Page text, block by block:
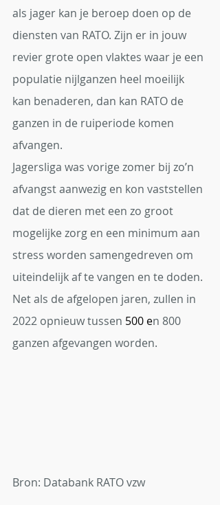
als jager kan je beroep doen op de
diensten van RATO. Zijn er in jouw
revier grote open vlaktes waar je een
populatie nijlganzen heel moeilijk
kan benaderen, dan kan RATO de
ganzen in de ruiperiode komen
afvangen.
Jagersliga was vorige zomer bij zo’n
afvangst aanwezig en kon vaststellen
dat de dieren met een zo groot
mogelijke zorg en een minimum aan
stress worden samengedreven om
uiteindelijk af te vangen en te doden.
Net als de afgelopen jaren, zullen in
2022 opnieuw tussen 500 en 800
ganzen afgevangen worden.
Bron: Databank RATO vzw